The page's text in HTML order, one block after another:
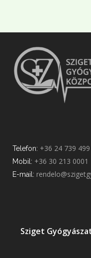
Telefon: +36 24 739 499
Mobil: +36 30 213 0001
E-mail:
Sziget